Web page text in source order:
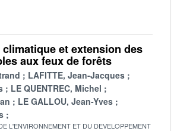
et extension des
aux feux de forêts
LAFITTE, Jean-Jacques
LE QUENTREC, Michel
LE GALLOU, Jean-Yves
L'ENVIRONNEMENT ET DU DEVELOPPEMENT